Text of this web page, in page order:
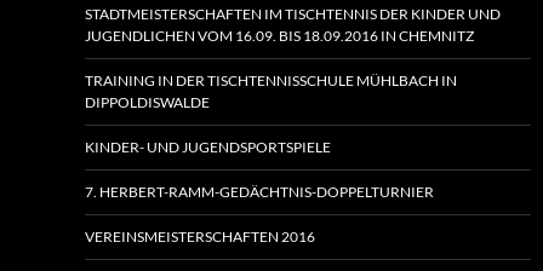
STADTMEISTERSCHAFTEN IM TISCHTENNIS DER KINDER UND
JUGENDLICHEN VOM 16.09. BIS 18.09.2016 IN CHEMNITZ
TRAINING IN DER TISCHTENNISSCHULE MÜHLBACH IN
DIPPOLDISWALDE
KINDER- UND JUGENDSPORTSPIELE
7. HERBERT-RAMM-GEDÄCHTNIS-DOPPELTURNIER
VEREINSMEISTERSCHAFTEN 2016